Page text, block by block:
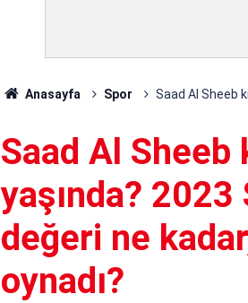
Anasayfa Spor Saad Al Sheeb
Saad Al
yaşında?
değeri ne
oynadı?